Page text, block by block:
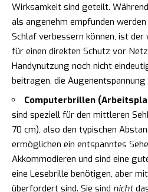
Wirksamkeit sind geteilt.
als angenehm empfunden
Schlaf verbessern können, ist
für einen direkten Schutz vor
Handynutzung noch nicht
beitragen, die
Computerbrillen
sind speziell für den mittleren
70 cm), also den typischen
ermöglichen ein entspanntes
Akkommodieren und sind eine
eine Lesebrille benötigen, aber
überfordert sind. Sie sind nicht